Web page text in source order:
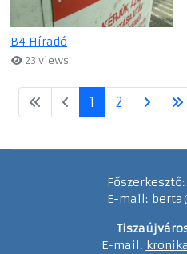
B4 Híradó
23 views
1 2
Főszerkesztő:
E-mail:
E-mail: